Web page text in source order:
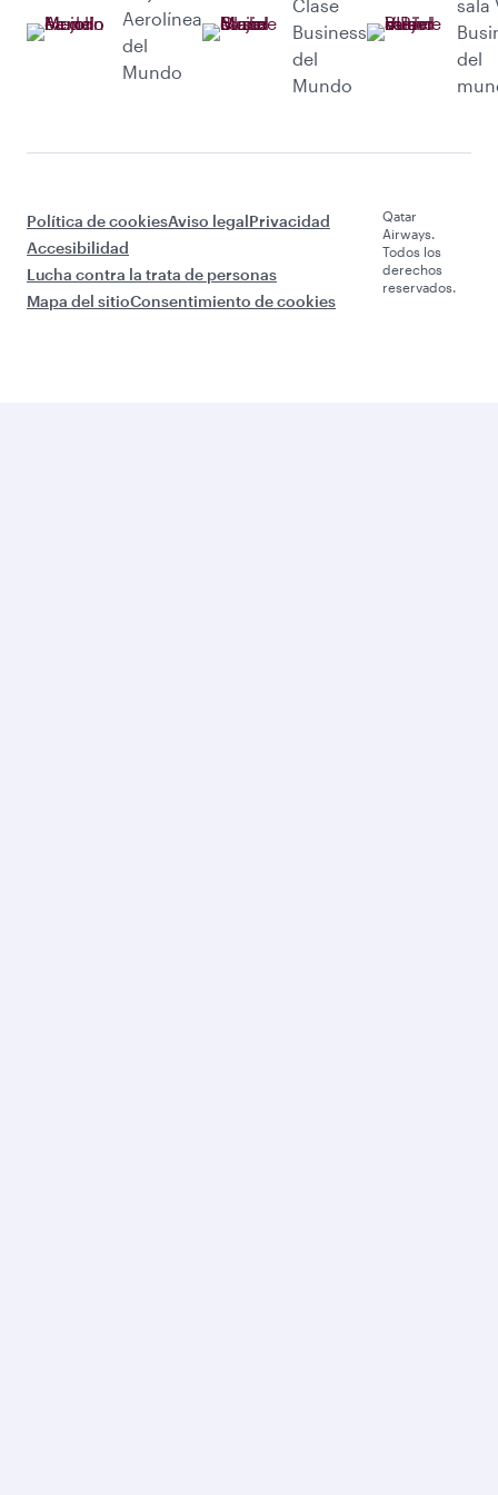
Aerolínea
del
Mundo
Clase
Business
del
Mundo
sala
del
Política de cookiesAviso legalPrivacidad
Accesibilidad
Lucha contra la trata de personas
Mapa del sitioConsentimiento de cookies
Qatar
Airways.
Todos los
derechos
reservados.